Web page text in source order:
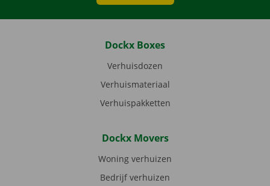
Dockx Boxes
Verhuisdozen
Verhuismateriaal
Verhuispakketten
Dockx Movers
Woning verhuizen
Bedrijf verhuizen